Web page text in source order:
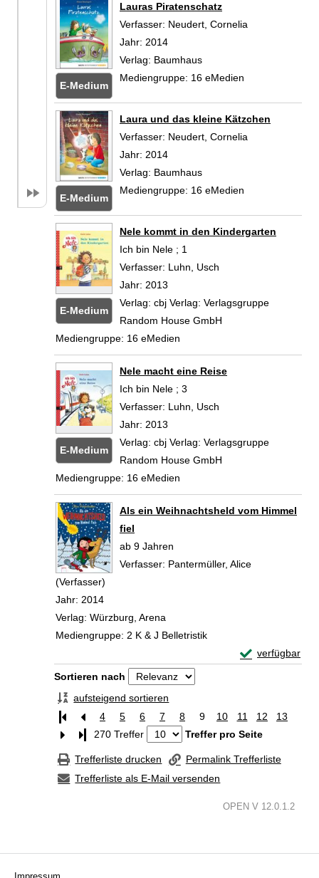
E-Medium
Lauras Piratenschatz
Verfasser: Neudert, Cornelia
Jahr: 2014
Verlag: Baumhaus
Mediengruppe: 16 eMedien
E-Medium
Laura und das kleine Kätzchen
Verfasser: Neudert, Cornelia
Jahr: 2014
Verlag: Baumhaus
Mediengruppe: 16 eMedien
E-Medium
Nele kommt in den Kindergarten
Ich bin Nele ; 1
Verfasser: Luhn, Usch
Jahr: 2013
Verlag: cbj Verlag: Verlagsgruppe
Random House GmbH
Mediengruppe: 16 eMedien
E-Medium
Nele macht eine Reise
Ich bin Nele ; 3
Verfasser: Luhn, Usch
Jahr: 2013
Verlag: cbj Verlag: Verlagsgruppe
Random House GmbH
Mediengruppe: 16 eMedien
Als ein Weihnachtsheld vom Himmel
fiel
ab 9 Jahren
Verfasser: Pantermüller, Alice
(Verfasser)
Jahr: 2014
Verlag: Würzburg, Arena
Mediengruppe: 2 K & J Belletristik
verfügbar
Exemplar-
Zu den Suchfiltern springen
Sortieren nach
aufsteigend sortieren
4
5 6 7 8 9 10 11 12
13
Letzte Seite
270 Treffer Treffer pro Seite
Trefferliste drucken
Permalink Trefferliste
Trefferliste als E-Mail versenden
OPEN V 12.0.1.2